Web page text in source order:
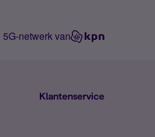
netwerk van
Klantenservice